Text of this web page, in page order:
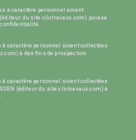
à caractère personnel soient
du site clictravaux.com) puisse
à caractère personnel soient collectées
à des fins de prospection
à caractère personnel soient collectées
(éditeur du site clictravaux.com) à